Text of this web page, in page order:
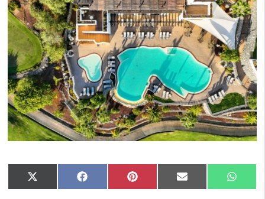
Compartir
en
X
(Twitter)
Compartir
en
Facebook Compartir
en
Pinterest Compartir
en
Email
en